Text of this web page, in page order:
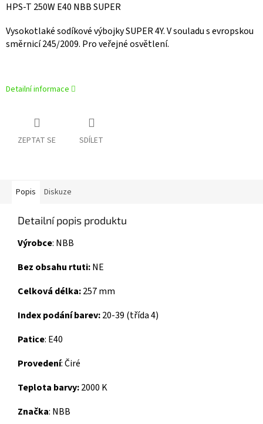
HPS-T 250W E40 NBB SUPER
Vysokotlaké sodíkové výbojky SUPER 4Y. V souladu s evropskou
směrnicí 245/2009. Pro veřejné osvětlení.
Detailní informace
ZEPTAT SE SDÍLET
Popis Diskuze
Detailní popis produktu
Výrobce: NBB
Bez obsahu rtuti:NE
Celková délka:257 mm
Index podání barev:20-39 (třída 4)
Patice: E40
Provedení:Čiré
Teplota barvy:2000 K
Značka: NBB